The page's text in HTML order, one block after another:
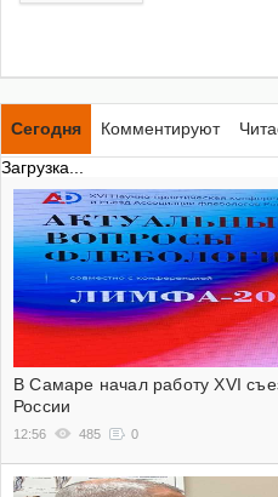
Сегодня Комментируют
Загрузка...
В Самаре начал работу XVI
России
12:56 485 0